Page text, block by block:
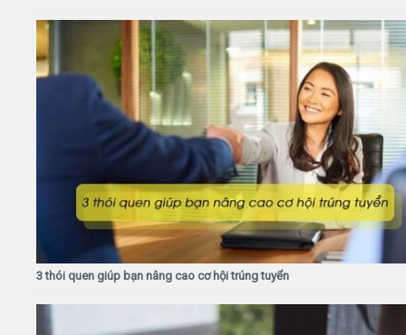
3 thói quen giúp bạn nâng cao cơ hội trúng tuyển